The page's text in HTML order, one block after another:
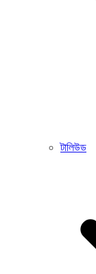
টালিউড